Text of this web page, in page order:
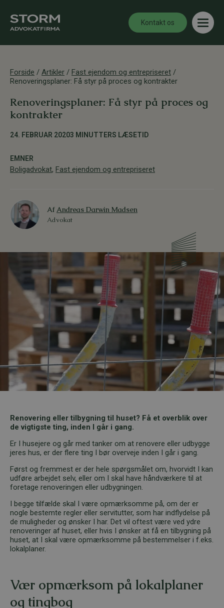
Kontakt os
Forside / Artikler / Fast ejendom og entrepriseret /
Renoveringsplaner: Få styr på proces og kontrakter
Renoveringsplaner: Få styr på proces og
kontrakter
24. FEBRUAR 20203 MINUTTERS LÆSETID
EMNER
Boligadvokat, Fast ejendom og entrepriseret
AfAndreas Darwin Madsen
Advokat
Renovering eller tilbygning til huset? Få et overblik over
de vigtigste ting, inden I går i gang.
Er I husejere og går med tanker om at renovere eller udbygge
jeres hus, er der flere ting I bør overveje inden I går i gang.
Først og fremmest er der hele spørgsmålet om, hvorvidt I kan
udføre arbejdet selv, eller om I skal have håndværkere til at
foretage renoveringen eller udbygningen.
I begge tilfælde skal I være opmærksomme på, om der er
nogle bestemte regler eller servitutter, som har indflydelse på
de muligheder og ønsker I har. Det vil oftest være ved ydre
renoveringer af huset, eller hvis I ønsker at få en tilbygning på
huset, at I skal være opmærksomme på bestemmelser i f.eks.
lokalplaner.
Vær opmærksom på lokalplaner
og tingbog